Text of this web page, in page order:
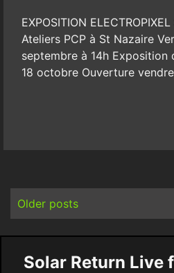
EXPOSITION
Ateliers PCP à St Nazaire
septembre à 14h Exposition
18 octobre Ouverture
navigation
Older posts
Solar Return Live